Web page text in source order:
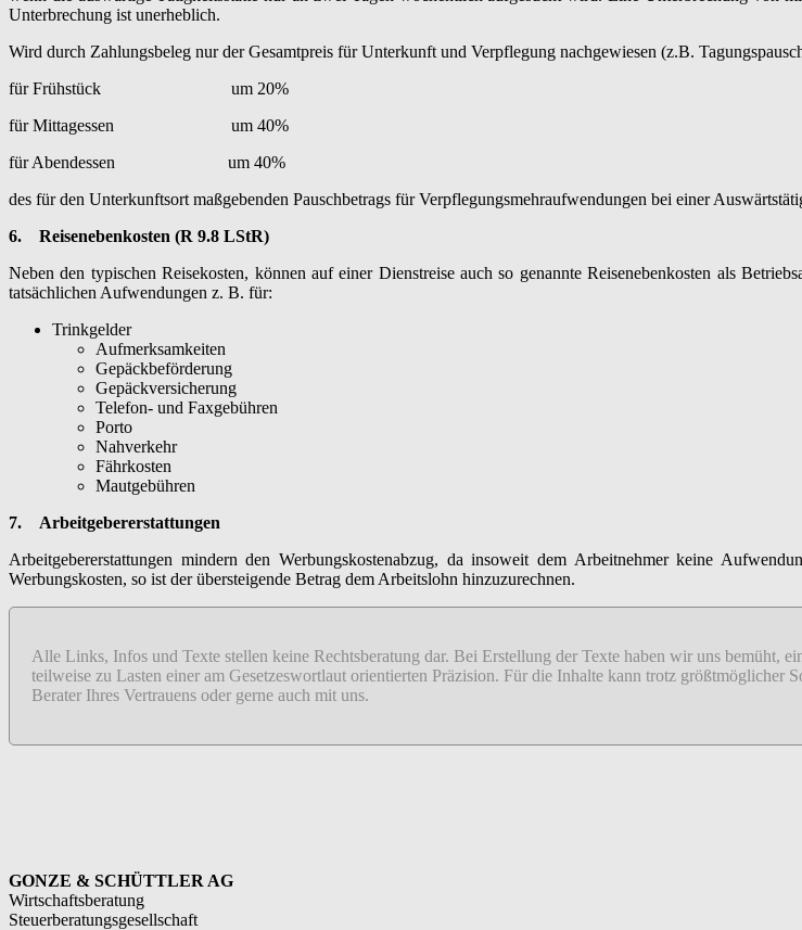
Unterbrechung ist unerheblich.
Wird durch Zahlungsbeleg nur der Gesamtpreis für Unterkunft und Verpflegung nachgewiesen (z.B.
für Frühstück um 20%
für Mittagessen um 40%
für Abendessen um 40%
des für den Unterkunftsort maßgebenden Pauschbetrags für Verpflegungsmehraufwendungen bei einer
6. Reisenebenkosten (R 9.8 LStR)
Neben den typischen Reisekosten, können auf einer Dienstreise auch so genannte Reisenebenkosten als
tatsächlichen Aufwendungen z. B. für:
Trinkgelder
Aufmerksamkeiten
Gepäckbeförderung
Gepäckversicherung
Telefon- und Faxgebühren
Porto
Nahverkehr
Fährkosten
Mautgebühren
7. Arbeitgebererstattungen
Arbeitgebererstattungen mindern den Werbungskostenabzug, da insoweit dem Arbeitnehmer keine
Werbungskosten, so ist der übersteigende Betrag dem Arbeitslohn hinzuzurechnen.
Alle Links, Infos und Texte stellen keine Rechtsberatung dar. Bei Erstellung der Texte haben wir uns bemüht,
teilweise zu Lasten einer am Gesetzeswortlaut orientierten Präzision. Für die Inhalte kann trotz
Berater Ihres Vertrauens oder gerne auch mit uns.
GONZE & SCHÜTTLER AG
Wirtschaftsberatung
Steuerberatungsgesellschaft